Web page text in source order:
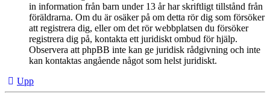
in information från barn under 13 år har skriftligt tillstånd från
föräldrarna. Om du är osäker på om detta rör dig som försöker
att registrera dig, eller om det rör webbplatsen du försöker
registrera dig på, kontakta ett juridiskt ombud för hjälp.
Observera att phpBB inte kan ge juridisk rådgivning och inte
kan kontaktas angående något som helst juridiskt.
Upp